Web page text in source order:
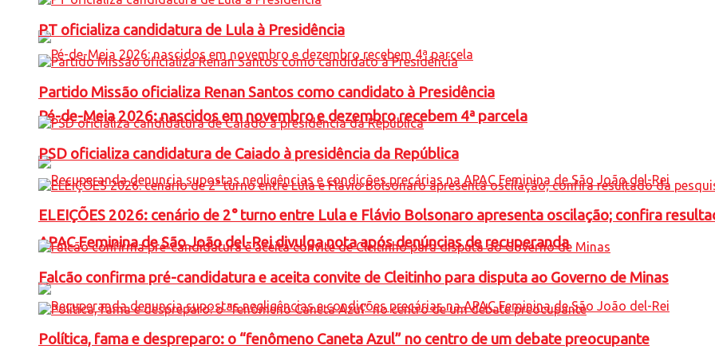
Pé-de-Meia 2026: nascidos em novembro e dezembro recebem 4ª parcela
APAC Feminina de São João del-Rei divulga nota após denúncias de recuperanda
PT oficializa candidatura de Lula à Presidência
Partido Missão oficializa Renan Santos como candidato à Presidência
PSD oficializa candidatura de Caiado à presidência da República
ELEIÇÕES 2026: cenário de 2° turno entre Lula e Flávio Bolsonaro apresenta oscilação; confira
Falcão confirma pré-candidatura e aceita convite de Cleitinho para disputa ao Governo de Minas
Política, fama e despreparo: o “fenômeno Caneta Azul” no centro de um debate preocupante